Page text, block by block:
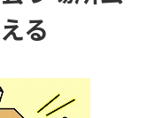
共通テスト利用選抜の
項＆願書
る